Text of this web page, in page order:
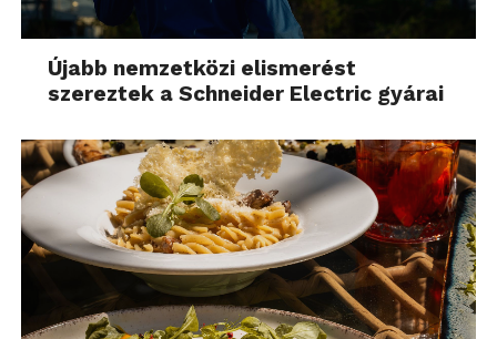
Újabb nemzetközi elismerést
szereztek a Schneider Electric gyárai